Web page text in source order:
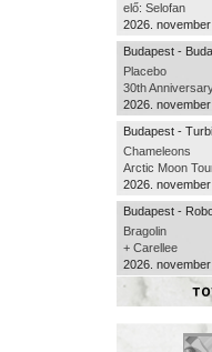
elő: Selofan
2026.
Budapest -
Placebo
30th
2026.
Budapest -
Chameleons
Arctic Moon
2026.
Budapest -
Bragolin
+ Carellee
2026.